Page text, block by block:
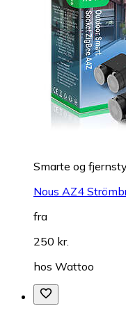
Smarte og
Nous AZ4
fra
250 kr.
hos Wattoo